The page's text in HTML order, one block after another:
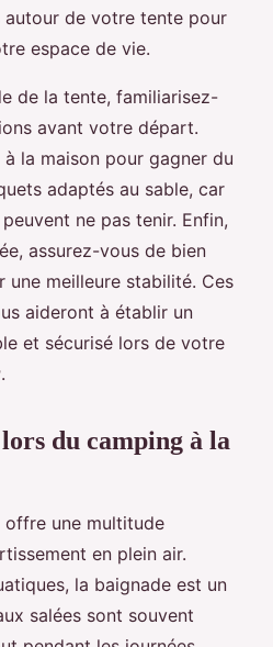
autour de votre tente pour
espace de vie.
de la tente, familiarisez-
avant votre départ.
la maison pour gagner du
adaptés au sable, car
ne pas tenir. Enfin,
assurez-vous de bien
une meilleure stabilité. Ces
aideront à établir un
et sécurisé lors de votre
.
du camping à la
offre une multitude
en plein air.
la baignade est un
salées sont souvent